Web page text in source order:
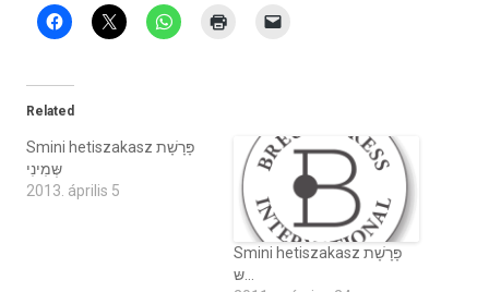
Related
Smini hetiszakasz פָּרָשָׁת
שְּמִינִי
2013. április 5
Smini hetiszakasz פָּרָשָׁת